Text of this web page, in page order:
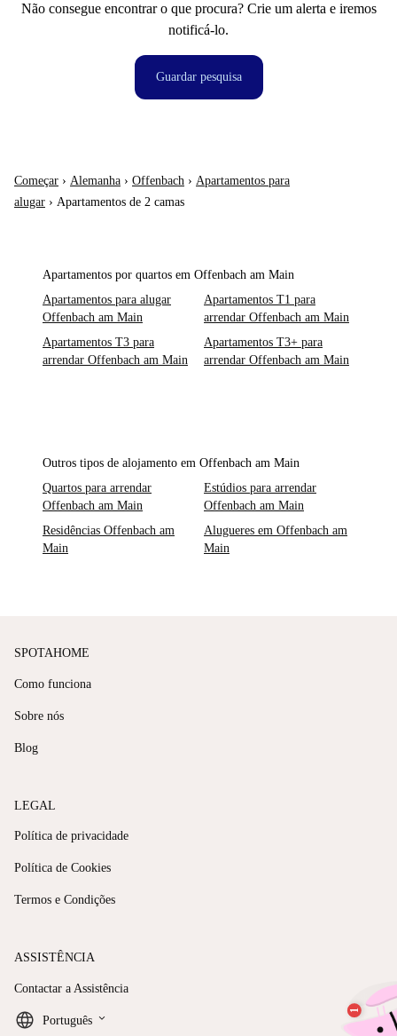
Não consegue encontrar o que procura? Crie um alerta e iremos
notificá-lo.
Guardar pesquisa
Começar › Alemanha › Offenbach › Apartamentos para
alugar › Apartamentos de 2 camas
Apartamentos por quartos em Offenbach am Main
Apartamentos para alugar
Offenbach am Main
Apartamentos T1 para
arrendar Offenbach am Main
Apartamentos T3 para
arrendar Offenbach am Main
Apartamentos T3+ para
arrendar Offenbach am Main
Outros tipos de alojamento em Offenbach am Main
Quartos para arrendar
Offenbach am Main
Estúdios para arrendar
Offenbach am Main
Residências Offenbach am
Main
Alugueres em Offenbach am
Main
SPOTAHOME
Como funciona
Sobre nós
Blog
LEGAL
Política de privacidade
Política de Cookies
Termos e Condições
ASSISTÊNCIA
Contactar a Assistência
Português keyboard_arrow_down